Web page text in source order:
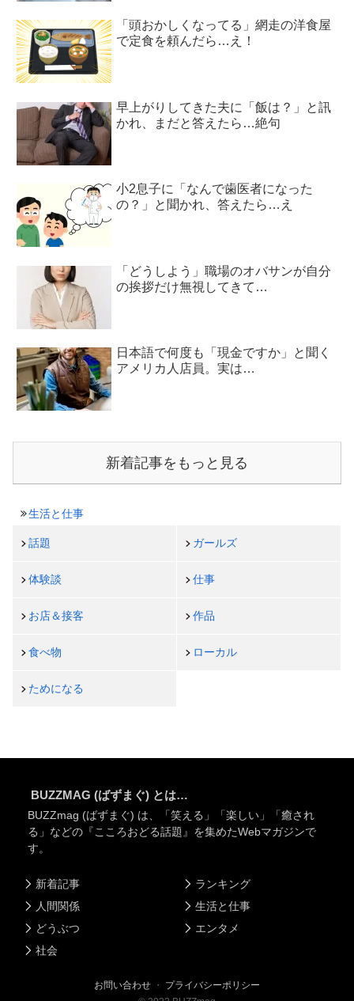
「頭おかしくなってる」網走の洋食屋
で定食を頼んだら…え！
早上がりしてきた夫に「飯は？」と訊
かれ、まだと答えたら…絶句
小2息子に「なんで歯医者になった
の？」と聞かれ、答えたら…え
「どうしよう」職場のオバサンが自分
の挨拶だけ無視してきて…
日本語で何度も「現金ですか」と聞く
アメリカ人店員。実は…
新着記事をもっと見る
生活と仕事
話題 ガールズ
体験談 仕事
お店＆接客 作品
食べ物 ローカル
ためになる
BUZZMAG (ばずまぐ) とは…
BUZZmag (ばずまぐ) は、「笑える」「楽しい」「癒され
る」などの『こころおどる話題』を集めたWebマガジンで
す。
新着記事
人間関係
どうぶつ
社会
ランキング
生活と仕事
エンタメ
お問い合わせ ・ プライバシーポリシー